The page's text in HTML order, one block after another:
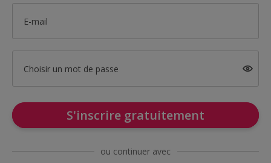
E-mail
Choisir un mot de passe
S'inscrire gratuitement
ou continuer avec